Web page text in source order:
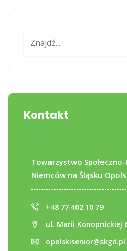
Kontakt
Towarzystwo
Niemców na Śląsku
+48 77 402 10 79
ul. Marii Konopnickiej
opolskisenior@skgd.pl